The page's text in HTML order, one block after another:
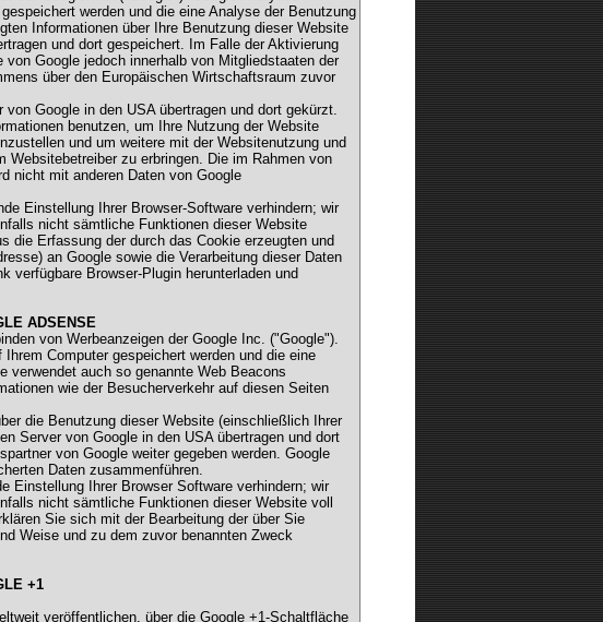
werden und die eine Analyse der Benutzung
Informationen über Ihre Benutzung dieser Website
und dort gespeichert. Im Falle der Aktivierung
Google jedoch innerhalb von Mitgliedstaaten der
über den Europäischen Wirtschaftsraum zuvor
Google in den USA übertragen und dort gekürzt.
benutzen, um Ihre Nutzung der Website
und um weitere mit der Websitenutzung und
Websitebetreiber zu erbringen. Die im Rahmen von
nicht mit anderen Daten von Google
Einstellung Ihrer Browser-Software verhindern; wir
nicht sämtliche Funktionen dieser Website
die Erfassung der durch das Cookie erzeugten und
an Google sowie die Verarbeitung dieser Daten
verfügbare Browser-Plugin herunterladen und
ADSENSE
von Werbeanzeigen der Google Inc. ("Google").
Computer gespeichert werden und die eine
verwendet auch so genannte Web Beacons
wie der Besucherverkehr auf diesen Seiten
die Benutzung dieser Website (einschließlich Ihrer
Server von Google in den USA übertragen und dort
von Google weiter gegeben werden. Google
Daten zusammenführen.
Einstellung Ihrer Browser Software verhindern; wir
nicht sämtliche Funktionen dieser Website voll
Sie sich mit der Bearbeitung der über Sie
Weise und zu dem zuvor benannten Zweck
+1
veröffentlichen. über die Google +1-Schaltfläche